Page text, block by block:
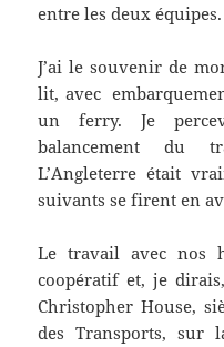
entre les deux équipes.
J’ai le souvenir de
lit, avec
un ferry. Je
balancement du
L’Angleterre était
suivants se firent en
Le travail avec nos
coopératif et, je
Christopher House,
des Transports, sur